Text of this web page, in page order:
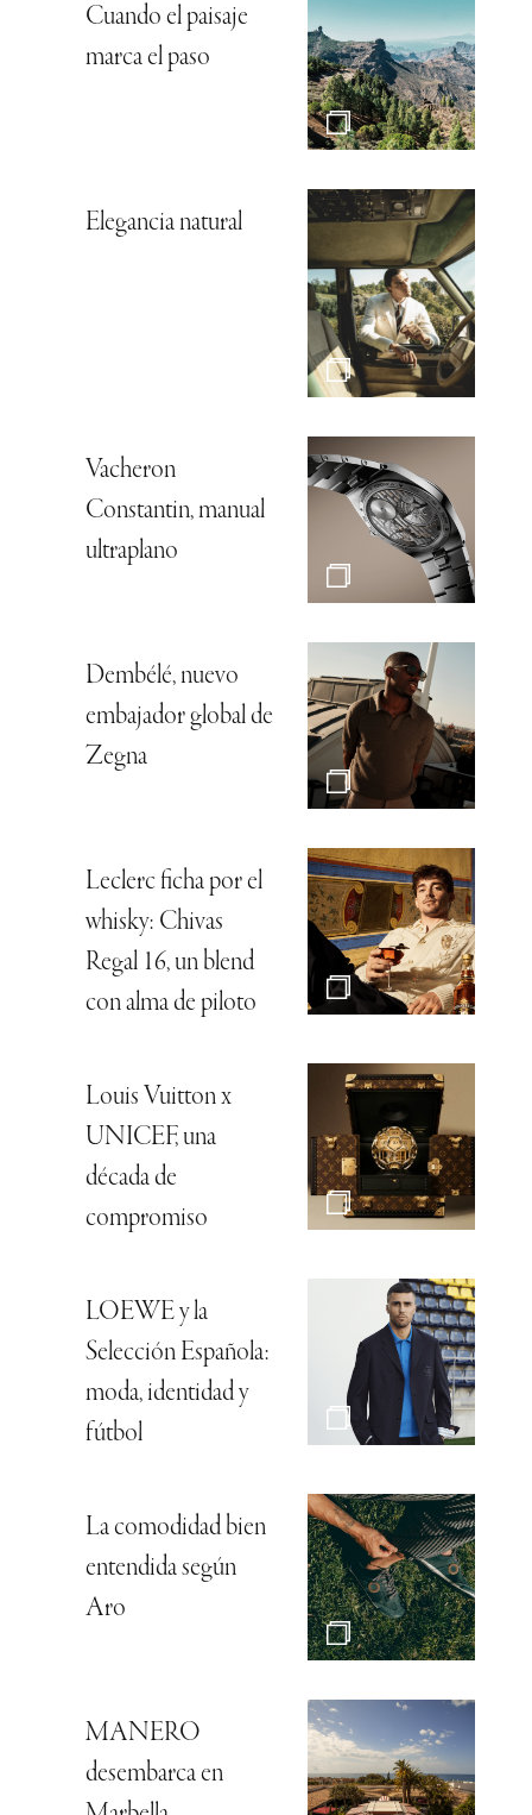
Cuando el paisaje
marca el paso
Elegancia natural
Vacheron
Constantin, manual
ultraplano
Dembélé, nuevo
embajador global de
Zegna
Leclerc ficha por el
whisky: Chivas
Regal 16, un blend
con alma de piloto
Louis Vuitton x
UNICEF, una
década de
compromiso
LOEWE y la
Selección Española:
moda, identidad y
fútbol
La comodidad bien
entendida según
Aro
MANERO
desembarca en